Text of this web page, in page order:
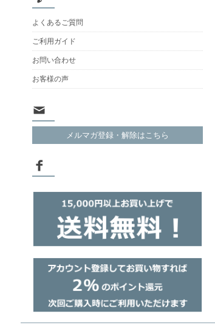
よくあるご質問
ご利用ガイド
お問い合わせ
お客様の声
メルマガ登録・解除はこちら